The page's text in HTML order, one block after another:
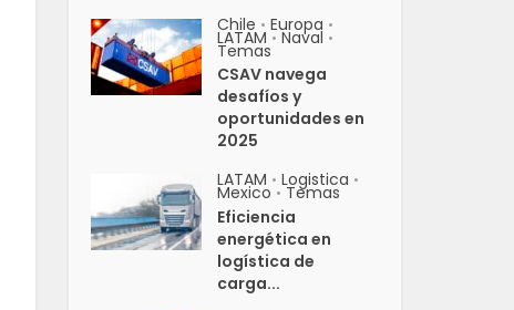
Chile • Europa •
LATAM • Naval •
Temas
CSAV navega
desafíos y
oportunidades en
2025
LATAM • Logistica •
Mexico • Temas
Eficiencia
energética en
logística de
carga...